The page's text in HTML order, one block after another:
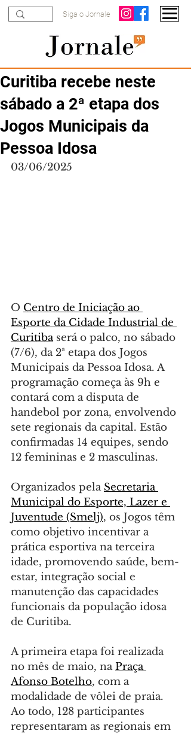
Siga o Jornale
Curitiba recebe neste
sábado a 2ª etapa dos
Jogos Municipais da
Pessoa Idosa
03/06/2025
O Centro de Iniciação ao
Esporte da Cidade Industrial de
Curitiba será o palco, no sábado
(7/6), da 2ª etapa dos Jogos
Municipais da Pessoa Idosa. A
programação começa às 9h e
contará com a disputa de
handebol por zona, envolvendo
sete regionais da capital. Estão
confirmadas 14 equipes, sendo
12 femininas e 2 masculinas.
Organizados pela Secretaria
Municipal do Esporte, Lazer e
Juventude (Smelj), os Jogos têm
como objetivo incentivar a
prática esportiva na terceira
idade, promovendo saúde, bem-
estar, integração social e
manutenção das capacidades
funcionais da população idosa
de Curitiba.
A primeira etapa foi realizada
no mês de maio, na Praça
Afonso Botelho, com a
modalidade de vôlei de praia.
Ao todo, 128 participantes
representaram as regionais em